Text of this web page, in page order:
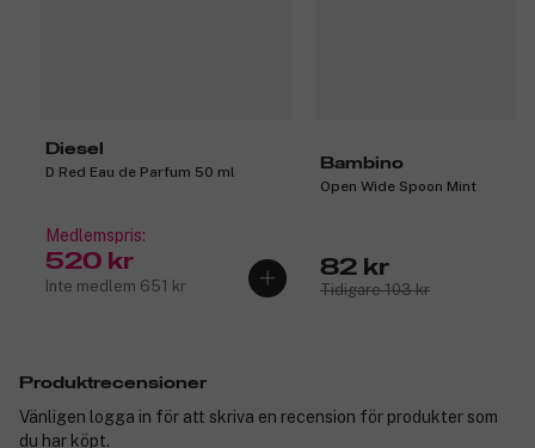
Diesel
D Red Eau de Parfum 50 ml
Medlemspris:
520 kr
Inte medlem 651 kr
Bambino
Open Wide Spoon Mint
82 kr
Tidigare 103 kr
Produktrecensioner
Vänligen logga in för att skriva en recension för produkter som
du har köpt.